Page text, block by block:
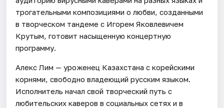
трогательными композициями о любви, созданными
в творческом тандеме с Игорем Яковлевичем
Крутым, готовит насыщенную концертную
программу.
Алекс Лим — уроженец Казахстана с корейскими
корнями, свободно владеющий русским языком.
Исполнитель начал свой творческий путь с
любительских каверов в социальных сетях и в